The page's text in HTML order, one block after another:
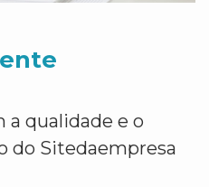
a qualidade e o
Sitedaempresa